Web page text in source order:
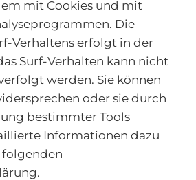
mit Cookies und mit
Die
Verhaltens erfolgt in der
Surf-Verhalten kann nicht
werden. Sie können
oder sie durch
bestimmter Tools
Informationen dazu
folgenden